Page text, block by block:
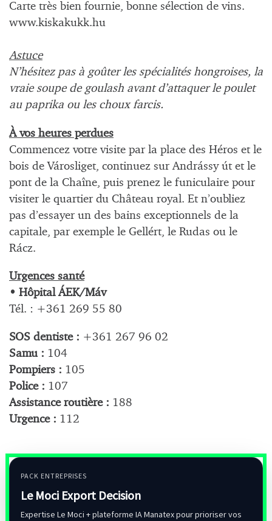
Carte très bien fournie, bonne sélection de vins.
www.kiskakukk.hu
Astuce
N’hésitez pas à goûter les spécialités hongroises, la
vraie soupe de goulash avant d’attaquer le poulet
au paprika ou les choux farcis.
À vos heures perdues
Commencez votre visite par la place des Héros et le
bois de Városliget, continuez sur Andrássy út et le
pont de la Chaîne, puis prenez le funiculaire pour
visiter le quartier du Château royal. Et n’oubliez
pas d’essayer un des bains exceptionnels de la
capitale, par exemple le Gellért, le Rudas ou le
Rácz.
Urgences santé
• Hôpital ÁEK/Máv
Tél. : +361 269 55 80
SOS dentiste : +361 267 96 02
Samu : 104
Pompiers : 105
Police : 107
Assistance routière : 188
Urgence : 112
PACK ENTREPRISES
Le Moci Export Decision
Expertise Le Moci + plateforme IA Manatex pour prioriser vos